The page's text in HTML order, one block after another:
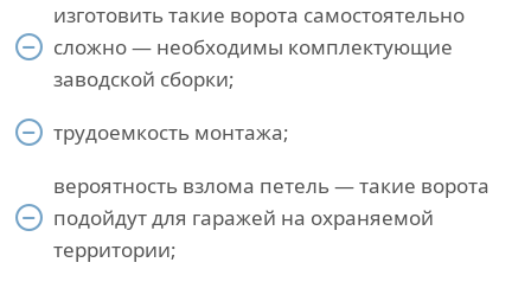
изготовить такие ворота самостоятельно
сложно — необходимы комплектующие
заводской сборки;
трудоемкость монтажа;
вероятность взлома петель — такие ворота
подойдут для гаражей на охраняемой
территории;